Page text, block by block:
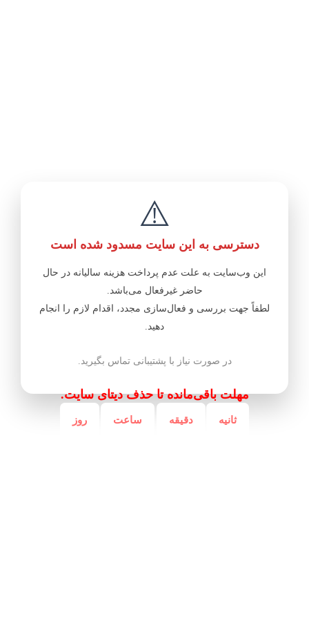
⚠️
دسترسی به این سایت مسدود شده است
این وب‌سایت به علت عدم پرداخت هزینه سالیانه در حال
حاضر غیرفعال می‌باشد.
لطفاً جهت بررسی و فعال‌سازی مجدد، اقدام لازم را انجام
دهید.
در صورت نیاز با پشتیبانی تماس بگیرید.
مهلت باقی‌مانده تا حذف دیتای سایت.
روز ساعت دقیقه ثانیه